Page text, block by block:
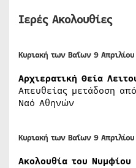
Ιερές Ακολουθίες
Κυριακή των Βαΐων 9
Αρχιερατική Θεία
Απευθείας μετάδοση
Ναό Αθηνών
Κυριακή των Βαΐων 9
Ακολουθία του Νυμφίου